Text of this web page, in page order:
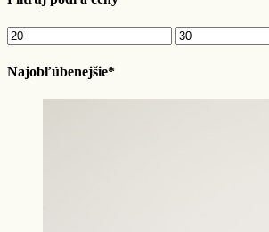
Minimálna
cena
Maximálna
cena
Najobľúbenejšie*